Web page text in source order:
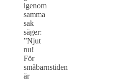
igenom
samma
sak
säger:
”Njut
nu!
För
småbarnstiden
är